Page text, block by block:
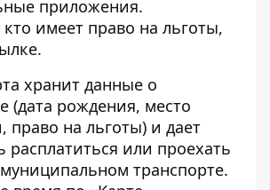
приложения.
имеет право на льготы,
.
хранит данные о
(дата рождения, место
право на льготы) и дает
расплатиться или проехать
транспорте.